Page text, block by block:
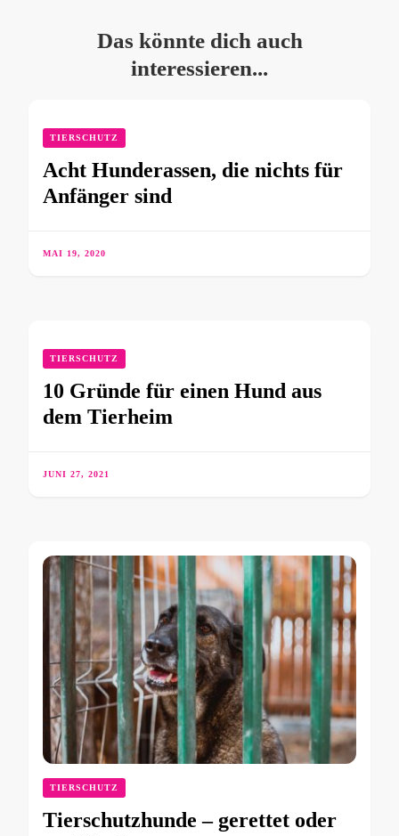
Das könnte dich auch
interessieren...
TIERSCHUTZ
Acht Hunderassen, die nichts für
Anfänger sind
MAI 19, 2020
TIERSCHUTZ
10 Gründe für einen Hund aus
dem Tierheim
JUNI 27, 2021
TIERSCHUTZ
Tierschutzhunde – gerettet oder